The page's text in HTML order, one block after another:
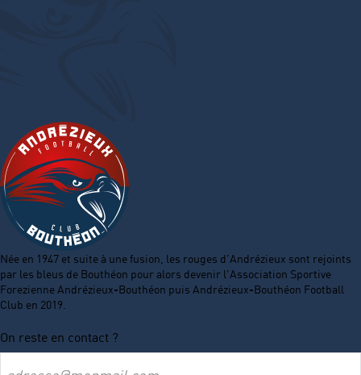
Née en 1947 et suite à une fusion, les rouges d’Andrézieux sont rejoints
par les bleus de Bouthéon pour alors devenir l’Association Sportive
Forezienne Andrézieux-Bouthéon puis Andrézieux-Bouthéon Football
Club en 2019.
On reste en contact ?